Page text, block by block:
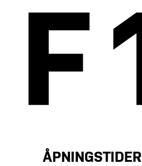
ÅPNINGSTIDER